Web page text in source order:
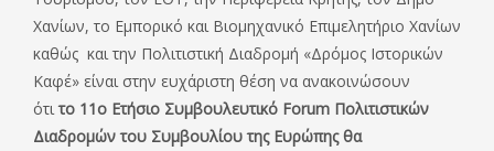
Χανίων, το Εμπορικό και Βιομηχανικό Επιμελητήριο Χανίων
καθώς και την Πολιτιστική Διαδρομή «Δρόμος Ιστορικών
Καφέ» είναι στην ευχάριστη θέση να ανακοινώσουν
ότιτο 11ο Ετήσιο Συμβουλευτικό Forum Πολιτιστικών
Διαδρομών του Συμβουλίου της Ευρώπης θα